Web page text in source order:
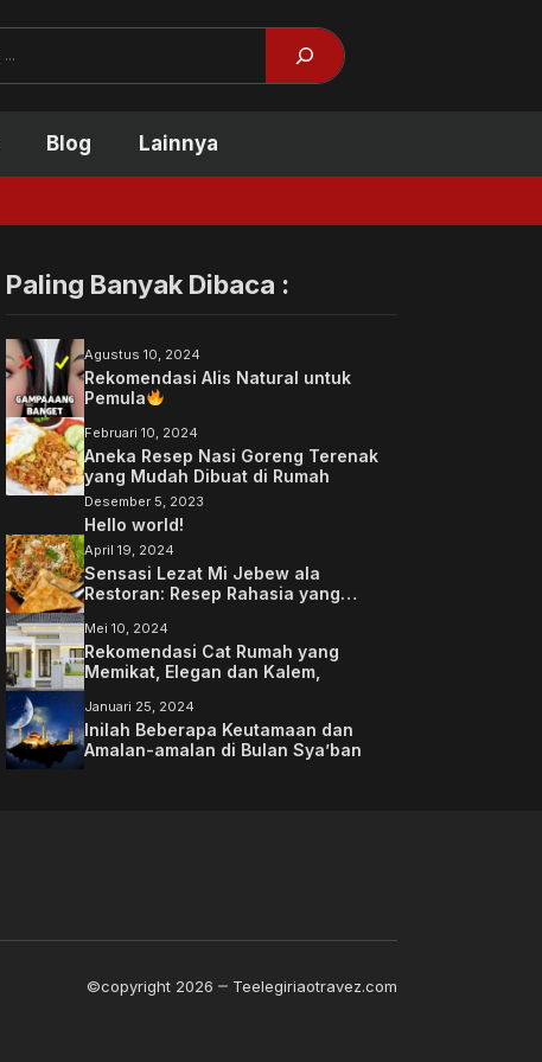
Facebook
Blog Lainnya
Paling Banyak Dibaca :
Agustus 10, 2024
Rekomendasi Alis Natural untuk
Pemula
Februari 10, 2024
Aneka Resep Nasi Goreng Terenak
yang Mudah Dibuat di Rumah
Desember 5, 2023
Hello world!
April 19, 2024
Sensasi Lezat Mi Jebew ala
Restoran: Resep Rahasia yang
Mei 10, 2024
Rekomendasi Cat Rumah yang
Memikat, Elegan dan Kalem,
Januari 25, 2024
Inilah Beberapa Keutamaan dan
Amalan-amalan di Bulan Sya’ban
©copyright 2026 Teelegiriaotravez.com